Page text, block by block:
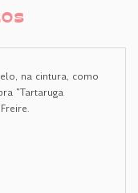
na cintura, como
"Tartaruga